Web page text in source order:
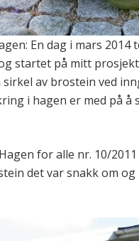
En dag i mars 2014
startet på mitt
sirkel av brostein ved
i hagen er med på å
for alle nr. 10/
det var snakk om